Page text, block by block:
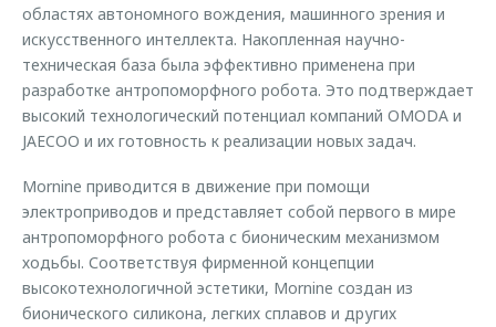
областях автономного вождения, машинного зрения и
искусственного интеллекта. Накопленная научно-
техническая база была эффективно применена при
разработке антропоморфного робота. Это подтверждает
высокий технологический потенциал компаний OMODA и
JAECOO и их готовность к реализации новых задач.
Mornine приводится в движение при помощи
электроприводов и представляет собой первого в мире
антропоморфного робота с бионическим механизмом
ходьбы. Соответствуя фирменной концепции
высокотехнологичной эстетики, Mornine создан из
бионического силикона, легких сплавов и других